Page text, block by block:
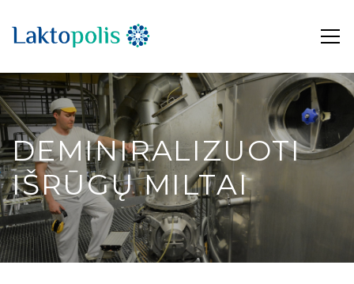
DEMINIRALIZUOTI
IŠRŪGŲ MILTAI